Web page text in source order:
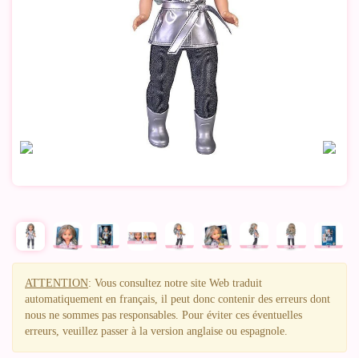
ATTENTION: Vous consultez notre site Web traduit
automatiquement en français, il peut donc contenir des erreurs dont
nous ne sommes pas responsables. Pour éviter ces éventuelles
erreurs, veuillez passer à la version anglaise ou espagnole.